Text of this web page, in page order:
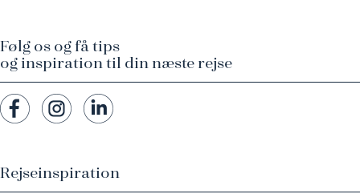
Rejseinspiration
Følg os og få tips
og inspiration til din næste rejse